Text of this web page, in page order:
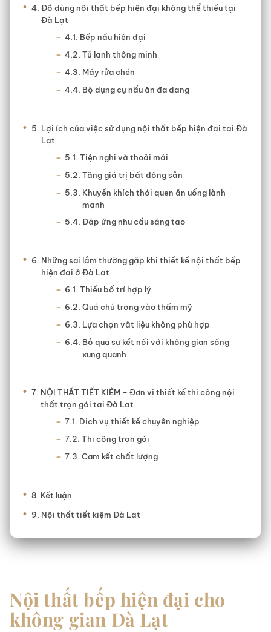
Công trình đã thực hiện
TUYỂN DỤNG
Đồ dùng nội thất bếp hiện đại không thể thiếu tại
Đà Lạt
Bếp nấu hiện đại
Tủ lạnh thông minh
Máy rửa chén
Bộ dụng cụ nấu ăn đa dạng
Lợi ích của việc sử dụng nội thất bếp hiện đại tại Đà
Lạt
Tiện nghi và thoải mái
Tăng giá trị bất động sản
Khuyến khích thói quen ăn uống lành
mạnh
Đáp ứng nhu cầu sáng tạo
Những sai lầm thường gặp khi thiết kế nội thất bếp
hiện đại ở Đà Lạt
Thiếu bố trí hợp lý
Quá chú trọng vào thẩm mỹ
Lựa chọn vật liệu không phù hợp
Bỏ qua sự kết nối với không gian sống
xung quanh
NỘI THẤT TIẾT KIỆM – Đơn vị thiết kế thi công nội
thất trọn gói tại Đà Lạt
Dịch vụ thiết kế chuyên nghiệp
Thi công trọn gói
Cam kết chất lượng
Kết luận
Nội thất tiết kiệm Đà Lạt
Nội thất bếp hiện đại cho
không gian Đà Lạt